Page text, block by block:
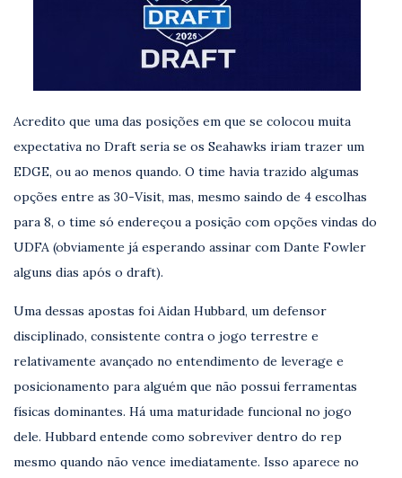
Acredito que uma das posições em que se colocou muita
expectativa no Draft seria se os Seahawks iriam trazer um
EDGE, ou ao menos quando. O time havia trazido algumas
opções entre as 30-Visit, mas, mesmo saindo de 4 escolhas
para 8, o time só endereçou a posição com opções vindas do
UDFA (obviamente já esperando assinar com Dante Fowler
alguns dias após o draft).
Uma dessas apostas foi Aidan Hubbard, um defensor
disciplinado, consistente contra o jogo terrestre e
relativamente avançado no entendimento de leverage e
posicionamento para alguém que não possui ferramentas
físicas dominantes. Há uma maturidade funcional no jogo
dele. Hubbard entende como sobreviver dentro do rep
mesmo quando não vence imediatamente. Isso aparece no